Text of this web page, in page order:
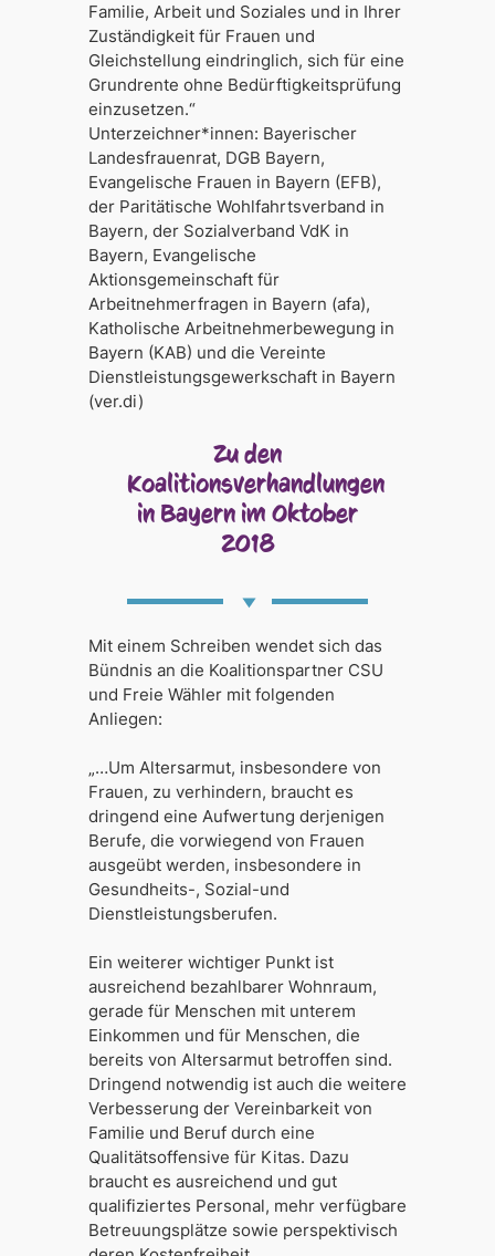
Familie, Arbeit und Soziales und in Ihrer
Zuständigkeit für Frauen und
Gleichstellung eindringlich, sich für eine
Grundrente ohne Bedürftigkeitsprüfung
einzusetzen.“
Unterzeichner*innen: Bayerischer
Landesfrauenrat, DGB Bayern,
Evangelische Frauen in Bayern (EFB),
der Paritätische Wohlfahrtsverband in
Bayern, der Sozialverband VdK in
Bayern, Evangelische
Aktionsgemeinschaft für
Arbeitnehmerfragen in Bayern (afa),
Katholische Arbeitnehmerbewegung in
Bayern (KAB) und die Vereinte
Dienstleistungsgewerkschaft in Bayern
(ver.di)
Zu den
Koalitionsverhandlungen
in Bayern im Oktober
2018
Mit einem Schreiben wendet sich das
Bündnis an die Koalitionspartner CSU
und Freie Wähler mit folgenden
Anliegen:
„…Um Altersarmut, insbesondere von
Frauen, zu verhindern, braucht es
dringend eine Aufwertung derjenigen
Berufe, die vorwiegend von Frauen
ausgeübt werden, insbesondere in
Gesundheits-, Sozial-und
Dienstleistungsberufen.
Ein weiterer wichtiger Punkt ist
ausreichend bezahlbarer Wohnraum,
gerade für Menschen mit unterem
Einkommen und für Menschen, die
bereits von Altersarmut betroffen sind.
Dringend notwendig ist auch die weitere
Verbesserung der Vereinbarkeit von
Familie und Beruf durch eine
Qualitätsoffensive für Kitas. Dazu
braucht es ausreichend und gut
qualifiziertes Personal, mehr verfügbare
Betreuungsplätze sowie perspektivisch